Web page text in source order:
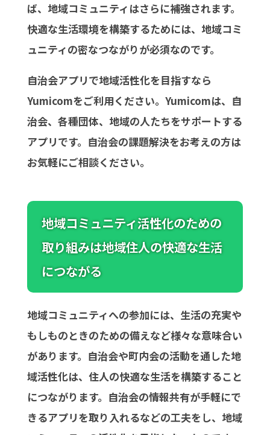
ば、地域コミュニティはさらに補強されます。
快適な生活環境を構築するためには、地域コミ
ュニティの密なつながりが必須なのです。
自治会アプリで地域活性化を目指すなら
Yumicomをご利用ください。Yumicomは、自
治会、各種団体、地域の人たちをサポートする
アプリです。自治会の課題解決をお考えの方は
お気軽にご相談ください。
地域コミュニティ活性化のための
取り組みは地域住人の快適な生活
につながる
地域コミュニティへの参加には、生活の充実や
もしものときのための備えなど様々な意味合い
があります。自治会や町内会の活動を通した地
域活性化は、住人の快適な生活を構築すること
につながります。自治会の情報共有が手軽にで
きるアプリを取り入れるなどの工夫をし、地域